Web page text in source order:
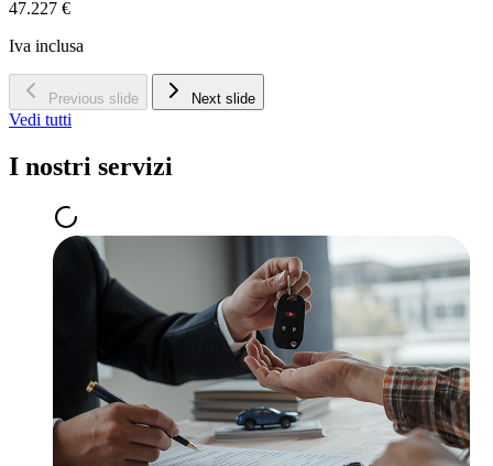
47.227 €
Iva inclusa
Previous slide Next slide
Vedi tutti
I nostri servizi